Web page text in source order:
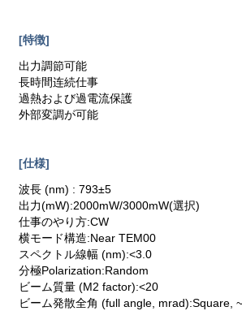
[特徴]
出力調節可能
長時間连続仕事
過熱および過電流保護
外部変調が可能
[仕様]
波長 (nm) : 793±5
出力(mW):2000mW/3000mW(選択)
仕事のやり方:CW
横モード構造:Near TEM00
スペクトル線幅 (nm):<3.0
分極Polarization:Random
ビーム質量 (M2 factor):<20
ビーム発散全角 (full angle, mrad):Square,